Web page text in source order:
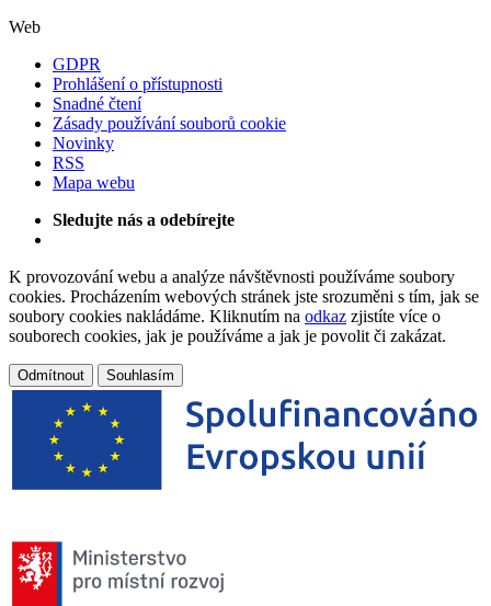
Web
GDPR
Prohlášení o přístupnosti
Snadné čtení
Zásady používání souborů cookie
Novinky
RSS
Mapa webu
Sledujte nás a odebírejte
K provozování webu a analýze návštěvnosti používáme soubory
cookies. Procházením webových stránek jste srozuměni s tím, jak se
soubory cookies nakládáme. Kliknutím na odkaz zjistíte více o
souborech cookies, jak je používáme a jak je povolit či zakázat.
Odmítnout Souhlasím